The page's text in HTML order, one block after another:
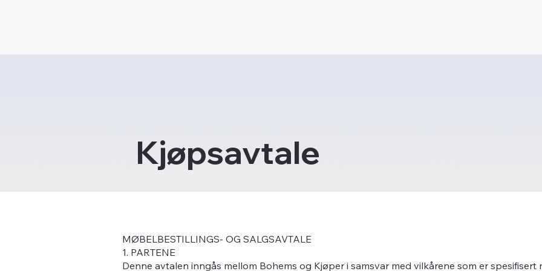
Kjøpsavtale
MØBELBESTILLINGS- OG SALGSAVTALE
1. PARTENE
Denne avtalen inngås mellom Bohems og Kjøper i samsvar med vilkårene som er spesifisert